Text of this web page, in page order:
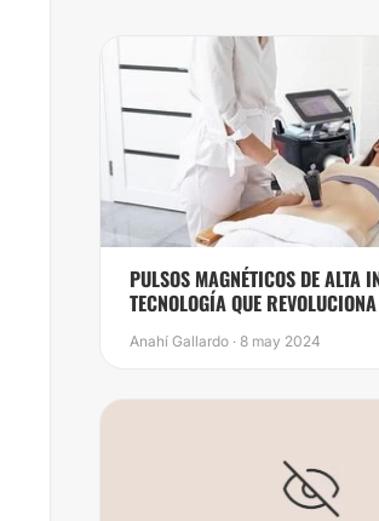
PULSOS MAGNÉTICOS DE ALTA
TECNOLOGÍA QUE
Anahí Gallardo · 8 may 2024